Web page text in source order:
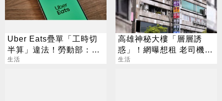
Uber Eats疊單「工時切
半算」違法！勞動部：每
案可罰2萬
生活
高雄神秘大樓「層層誘
惑」！網曝想租 老司機：
每天會很晚回家
生活